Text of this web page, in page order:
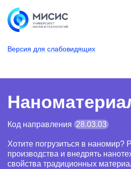
Версия для слабовидящих
Код направления 28.03.03
Хотите погрузиться в наномир?
производства и внедрять
свойства традиционных